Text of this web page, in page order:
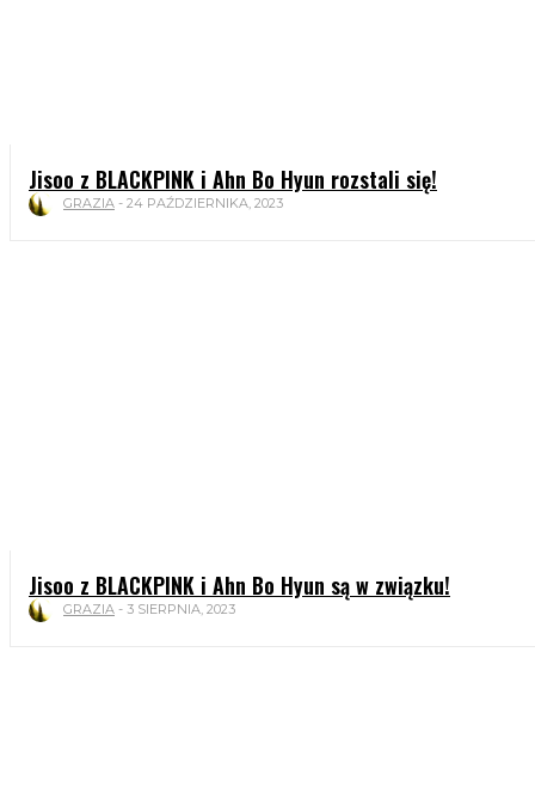
Jisoo z BLACKPINK i Ahn Bo Hyun rozstali się!
GRAZIA - 24 PAŹDZIERNIKA, 2023
Jisoo z BLACKPINK i Ahn Bo Hyun są w związku!
GRAZIA - 3 SIERPNIA, 2023